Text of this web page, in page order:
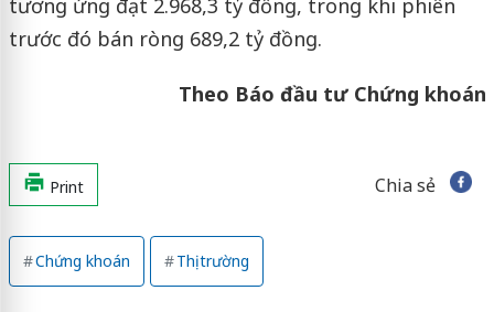
tương ứng đạt 2.968,3 tỷ đồng, trong khi phiên
trước đó bán ròng 689,2 tỷ đồng.
Theo Báo đầu tư Chứng khoán
Print Chia sẻ
Chứng khoán Thị trường